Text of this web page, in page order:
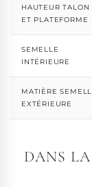
HAUTEUR TALON
ET PLATEFORME
SEMELLE
INTÉRIEURE
MATIÈRE
EXTÉRIEURE
DANS